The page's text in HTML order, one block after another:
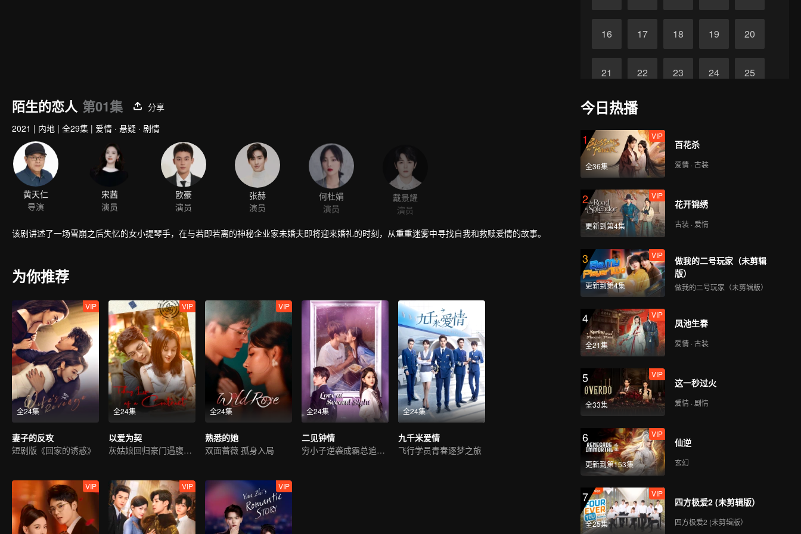
16 17 18 19 20
21 22 23 24 25
26 27
陌生的恋人 第01集
分享
2021 | 内地 | 全29集 | 爱情 · 悬疑 · 剧情
黄天仁
导演
宋茜
演员
欧豪
演员
张赫
演员
何杜娟
演员
戴景耀
演员
该剧讲述了一场雪崩之后失忆的女小提琴手，在与若即若离的神秘企业家未婚夫即将迎来婚礼的时刻，从重重迷雾中寻找自我和救赎爱情的故事。
为你推荐
全24集
VIP
妻子的反攻
短剧版《回家的诱惑》
全24集
VIP
以爱为契
灰姑娘回归豪门遇腹黑霸总
全24集
VIP
熟悉的她
双面蔷薇 孤身入局
全24集
二见钟情
穷小子逆袭成霸总追初恋
全24集
九千米爱情
飞行学员青春逐梦之旅
VIP VIP VIP
今日热播
1
全36集
VIP
百花杀
爱情 · 古装
2
更新到第4集
VIP
花开锦绣
古装 · 爱情
3
更新到第4集
VIP
做我的二号玩家（未剪辑
版）
做我的二号玩家（未剪辑版）
4
全21集
VIP
凤池生春
爱情 · 古装
5
全33集
VIP
这一秒过火
爱情 · 剧情
6
更新到第153集
VIP
仙逆
玄幻
7
全25集
VIP
四方极爱2 (未剪辑版）
四方极爱2 (未剪辑版）